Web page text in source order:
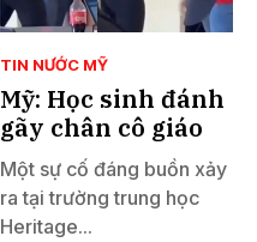
TIN NƯỚC MỸ
Mỹ: Học sinh đánh
gãy chân cô giáo
Một sự cố đáng buồn xảy
ra tại trường trung học
Heritage...